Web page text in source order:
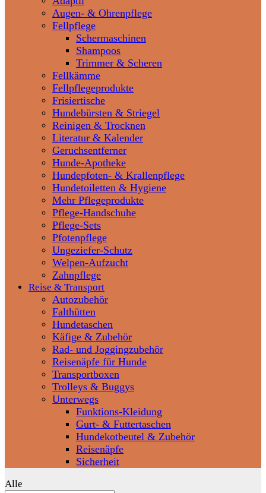
Augen- & Ohrenpflege
Fellpflege
Schermaschinen
Shampoos
Trimmer & Scheren
Fellkämme
Fellpflegeprodukte
Frisiertische
Hundebürsten & Striegel
Reinigen & Trocknen
Literatur & Kalender
Geruchsentferner
Hunde-Apotheke
Hundepfoten- & Krallenpflege
Hundetoiletten & Hygiene
Mehr Pflegeprodukte
Pflege-Handschuhe
Pflege-Sets
Pfotenpflege
Ungeziefer-Schutz
Welpen-Aufzucht
Zahnpflege
Reise & Transport
Autozubehör
Falthütten
Hundetaschen
Käfige & Zubehör
Rad- und Joggingzubehör
Reisenäpfe für Hunde
Transportboxen
Trolleys & Buggys
Unterwegs
Funktions-Kleidung
Gurt- & Futtertaschen
Hundekotbeutel & Zubehör
Reisenäpfe
Sicherheit
Alle